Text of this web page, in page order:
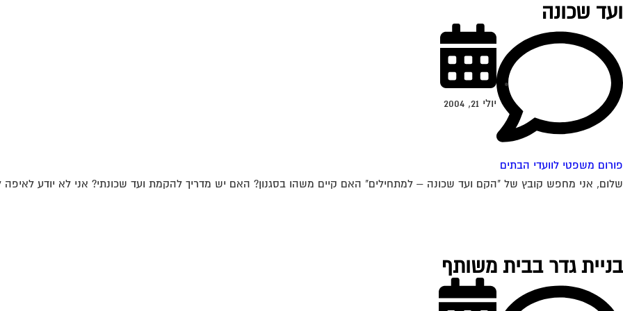
ועד שכונה
פורום משפטי לוועדי הבתים
יולי 21, 2004
שלום, אני מחפש קובץ של "הקם ועד שכונה – למתחילים" האם קיים משהו בסגנון? האם יש מדריך להקמת ועד שכונתי? אני לא יודע לאיפה
בניית גדר בבית משותף